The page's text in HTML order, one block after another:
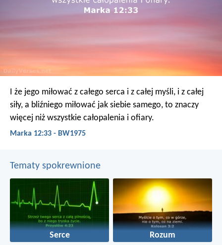
I że jego miłować z całego serca i z całej myśli, i z całej
siły, a bliźniego miłować jak siebie samego, to znaczy
więcej niż wszystkie całopalenia i ofiary.
Marka 12:33 - BW1975
Tematy spokrewnione
Serce Rozum